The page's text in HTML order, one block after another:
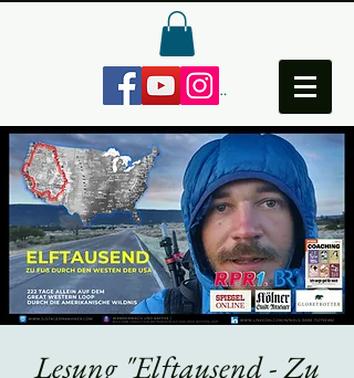
Anmelden
Lesung "Elftausend - Zu